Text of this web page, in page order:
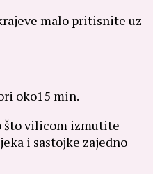
malo pritisnite uz
oko15 min.
što vilicom izmutite
i sastojke zajedno